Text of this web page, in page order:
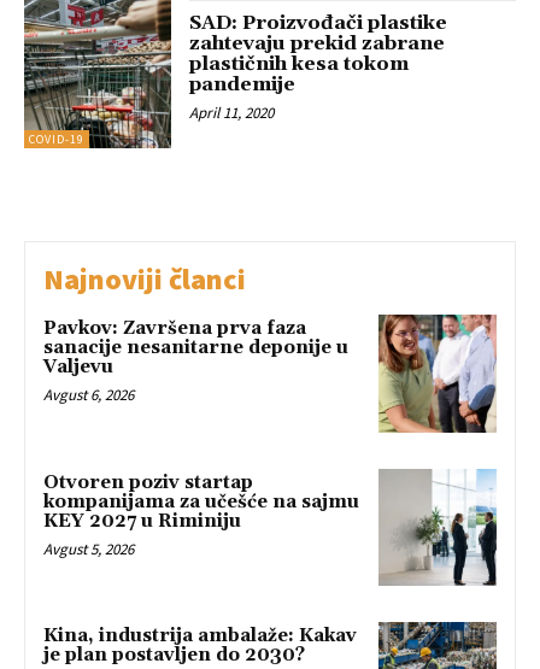
COVID-19
SAD: Proizvođači plastike
zahtevaju prekid zabrane
plastičnih kesa tokom
pandemije
April 11, 2020
Najnoviji članci
Pavkov: Završena prva faza
sanacije nesanitarne deponije u
Valjevu
Avgust 6, 2026
Otvoren poziv startap
kompanijama za učešće na sajmu
KEY 2027 u Riminiju
Avgust 5, 2026
Kina, industrija ambalaže: Kakav
je plan postavljen do 2030?